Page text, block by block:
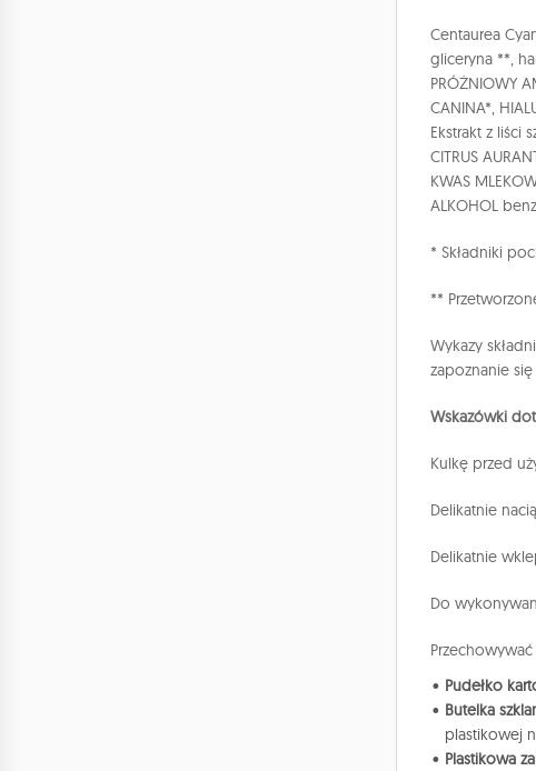
Centaurea
gliceryna **,
PRÓŻNIOWY
CANINA*,
Ekstrakt z liści
CITRUS
KWAS
ALKOHOL
* Składniki
**
Wykazy
zapoznanie
Wskazówki
Kulkę przed
Delikatnie
Delikatnie
Do
Pudełko
Butelka
plastikowej
Plastikowa